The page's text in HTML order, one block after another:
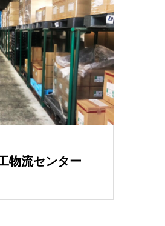
物流センター